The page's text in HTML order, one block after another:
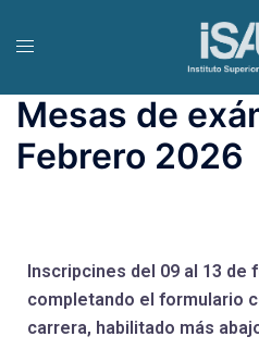
Mesas de
Febrero 2026
Inscripcines del 09 al 13 de
completando el formulario
carrera, habilitado más